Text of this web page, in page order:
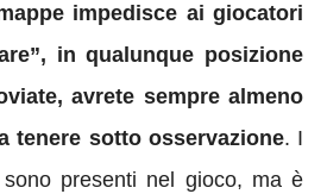
impedisce ai giocatori
in qualunque posizione
avrete sempre almeno
tenere sotto osservazione. I
presenti nel gioco, ma è